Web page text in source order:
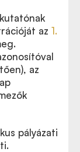
az 1.
az
pályázati